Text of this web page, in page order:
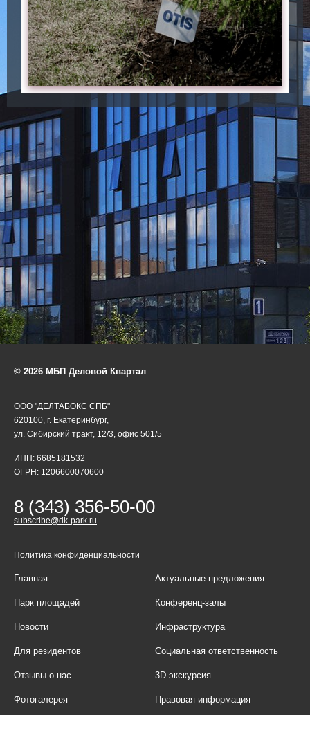
© 2026 МБП Деловой Квартал
ООО "ДЕЛТАБОКС СПБ"
620100, г. Екатеринбург,
ул. Сибирский тракт, 12/3, офис 501/5
ИНН: 6685181532
ОГРН: 1206600070600
8 (343) 356-50-00
subscribe@dk-park.ru
Политика конфиденциальности
Главная Актуальные предложения
Парк площадей Конференц-залы
Новости Инфраструктура
Для резидентов Социальная ответственность
Отзывы о нас 3D-экскурсия
Фотогалерея Правовая информация